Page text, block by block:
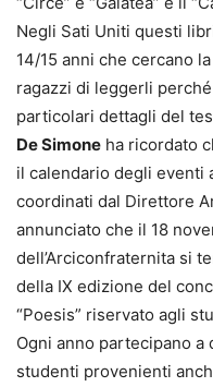
Negli Sati Uniti questi
14/15 anni che cercano
ragazzi di leggerli
particolari dettagli del
De Simone ha ricordato
il calendario degli eventi
coordinati dal Direttore
annunciato che il 18
dell’Arciconfraternita si
della IX edizione del
“Poesis” riservato agli
Ogni anno partecipano
studenti provenienti